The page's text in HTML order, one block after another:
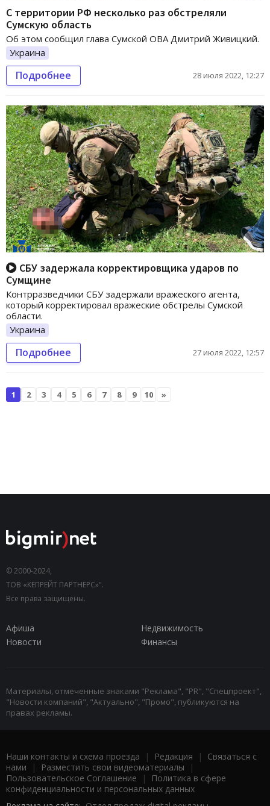
С территории РФ несколько раз обстреляли
Сумскую область
Об этом сообщил глава Сумской ОВА Дмитрий Живицкий.
Украина
Подробнее 28 июля 2022, 12:27
СБУ задержала корректировщика ударов по
Сумщине
Контрразведчики СБУ задержали вражеского агента,
который корректировал вражеские обстрелы Сумской
области.
Украина
Подробнее 27 июля 2022, 12:57
1 2 3 4 5 6 7 8 9 10 »
© 2000-2024,
ТОВ «КЕПРЕЙТ ПАРТНЕРС»".
Все права защищены.
Афиша
Недвижимость
Новости
Финансы
Материалы, отмеченные знаками "Реклама", "PR", "Спецпроект",
"Новости компаний", "Актуально", "Промо", публикуются на
правах рекламы.
Наши контакты и схема проезда | Редакция | Связаться с
нами | Разместить свои видеоматериалы |
Пользовательское Соглашение |
Политика в сфере
конфиденциальности и персональных данных